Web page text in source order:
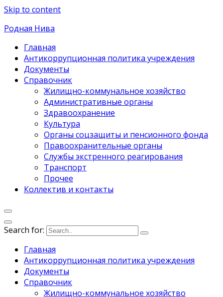
Skip to content
Родная Нива
Главная
Антикоррупционная политика учреждения
Документы
Справочник
Жилищно-коммунальное хозяйство
Административные органы
Здравоохранение
Культура
Органы соцзащиты и пенсионного фонда
Правоохранительные органы
Службы экстренного реагирования
Транспорт
Прочее
Коллектив и контакты
Search for:
Главная
Антикоррупционная политика учреждения
Документы
Справочник
Жилищно-коммунальное хозяйство